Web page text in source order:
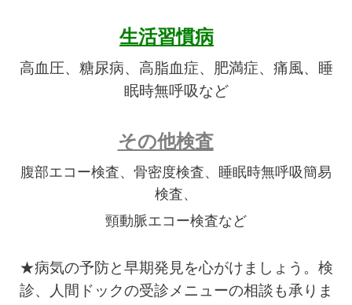
生活習慣病
高血圧、糖尿病、高脂血症、肥満症、痛風、睡
眠時無呼吸など
その他検査
腹部エコー検査、骨密度検査、睡眠時無呼吸簡易
検査、
頸動脈エコー検査など
★病気の予防と早期発見を心がけましょう。検
診、人間ドックの受診メニューの相談も承りま